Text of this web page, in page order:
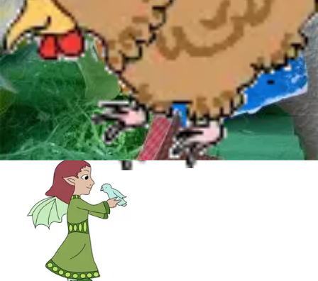
Ostern